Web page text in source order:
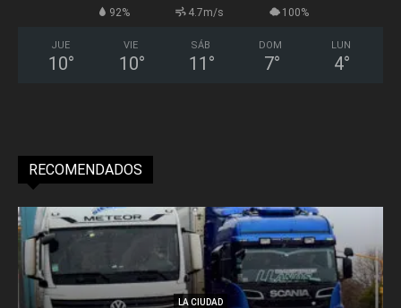
92% 4.7m/s 100%
JUE
10°
VIE
10°
SÁB
11 °
DOM
7°
LUN
4°
RECOMENDADOS
LA CIUDAD